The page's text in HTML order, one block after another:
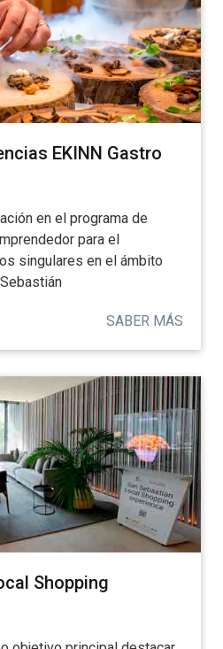
EKINN Gastro
en el programa de
para el
singulares en el ámbito
SABER MÁS
Shopping